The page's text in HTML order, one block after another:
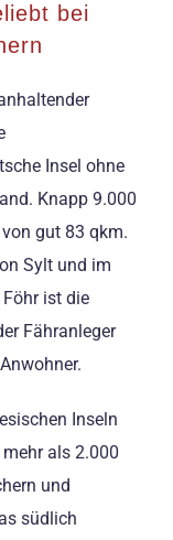
bei
Insel ohne
Knapp 9.000
gut 83 qkm.
Sylt und im
ist die
Fähranleger
Inseln
als 2.000
und
südlich